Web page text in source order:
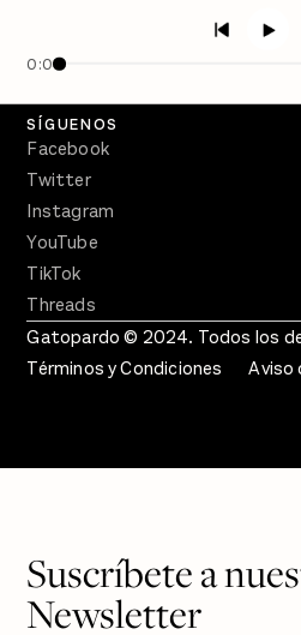
0:00
Crecer en Distopía
SÍGUENOS
Facebook
Twitter
Instagram
YouTube
TikTok
Threads
Gatopardo © 2024. Todos los
Términos y Condiciones
Aviso
Suscríbete a
Newsletter